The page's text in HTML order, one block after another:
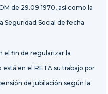
de 29.09.1970, así como la
Seguridad Social de fecha
el fin de regularizar la
está en el RETA su trabajo por
de jubilación según la